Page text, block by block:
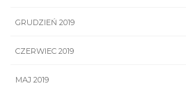
GRUDZIEŃ 2019
CZERWIEC 2019
MAJ 2019